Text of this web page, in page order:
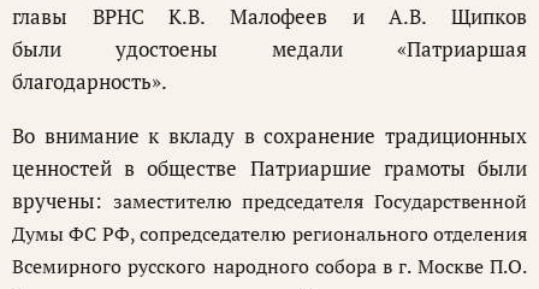
главы ВРНС К.В. Малофеев и А.В. Щипков
были удостоены медали «Патриаршая
благодарность».
Во внимание к вкладу в сохранение традиционных
ценностей в обществе Патриаршие грамоты были
вручены: заместителю председателя Государственной
Думы ФС РФ, сопредседателю регионального отделения
Всемирного русского народного собора в г. Москве П.О.